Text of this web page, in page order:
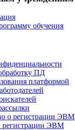
обучения
ПД
платформой
о регистрации ЭВМ
регистрации ЭВМ